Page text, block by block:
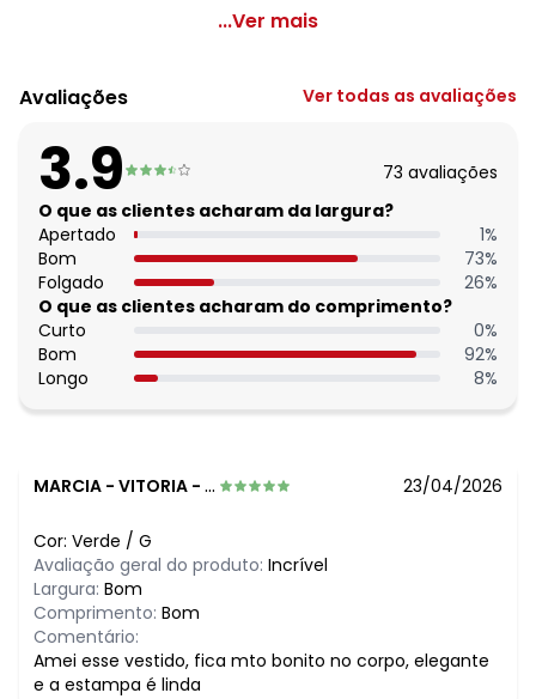
Quintess - Vestido Floresta Colorida em Malha Fria
Comprimento da manga: 3/4
Decote frente: Canoa
- meia malha
...Ver mais
Avaliações Ver todas as avaliações
3.9 73 avaliações
O que as clientes acharam da largura?
Apertado
1%
Bom
73%
Folgado
26%
O que as clientes acharam do comprimento?
Curto
0%
Bom
92%
Longo
8%
MARCIA - VITORIA - ES 23/04/2026
Cor: Verde / G
Avaliação geral do produto: Incrível
Largura: Bom
Comprimento: Bom
Comentário:
Amei esse vestido, fica mto bonito no corpo, elegante
e a estampa é linda